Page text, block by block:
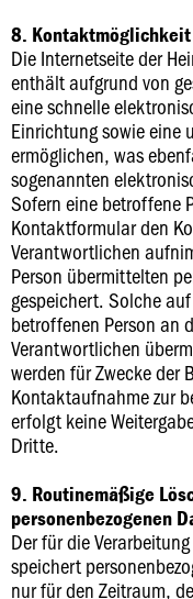
8.
Die Internetseite der
enthält aufgrund von
eine schnelle
Einrichtung sowie
ermöglichen, was
sogenannten
Sofern eine betroffene
Kontaktformular den
Verantwortlichen
Person übermittelten
gespeichert. Solche
betroffenen Person an
Verantwortlichen
werden für Zwecke der
Kontaktaufnahme zur
erfolgt keine
Dritte.
9. Routinemäßige
personenbezogenen
Der für die
speichert
nur für den Zeitraum,